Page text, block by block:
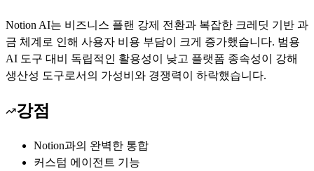
Notion AI는 비즈니스 플랜 강제 전환과 복잡한 크레딧 기반 과
금 체계로 인해 사용자 비용 부담이 크게 증가했습니다. 범용
AI 도구 대비 독립적인 활용성이 낮고 플랫폼 종속성이 강해
생산성 도구로서의 가성비와 경쟁력이 하락했습니다.
강점
Notion과의 완벽한 통합
커스텀 에이전트 기능